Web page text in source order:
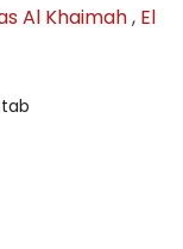
Al Khaimah, El